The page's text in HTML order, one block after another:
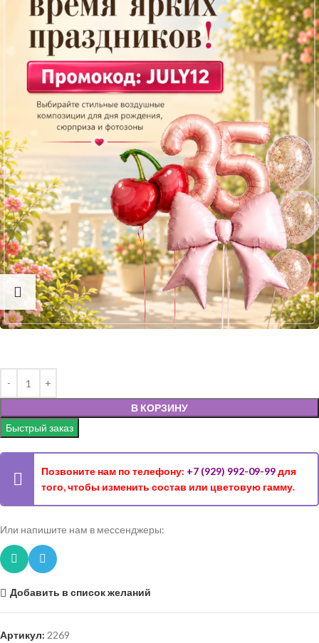
В КОРЗИНУ
Быстрый заказ
Позвоните нам по телефону: +7 (929) 992-09-99для
того, чтобы изменить состав или цветовую гамму.
Или напишите нам в мессенджеры:
Добавить в список желаний
Артикул: 2269